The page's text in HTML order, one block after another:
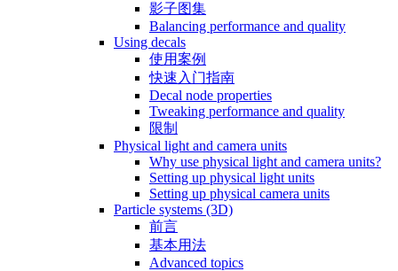
影子图集
Balancing performance and quality
Using decals
使用案例
快速入门指南
Decal node properties
Tweaking performance and quality
限制
Physical light and camera units
Why use physical light and camera units?
Setting up physical light units
Setting up physical camera units
Particle systems (3D)
前言
基本用法
Advanced topics